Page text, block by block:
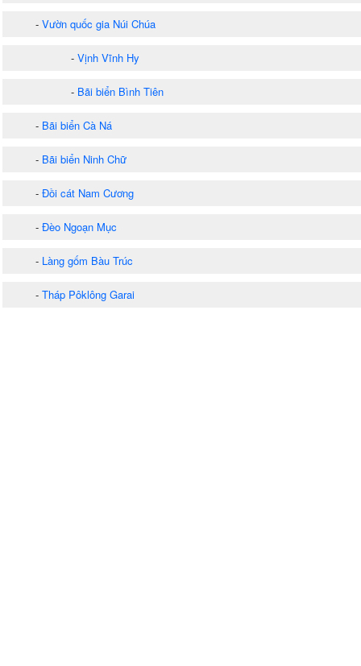
- Vườn quốc gia Núi Chúa
- Vịnh Vĩnh Hy
- Bãi biển Bình Tiên
- Bãi biển Cà Ná
- Bãi biển Ninh Chữ
- Đồi cát Nam Cương
- Đèo Ngoạn Mục
- Làng gốm Bàu Trúc
- Tháp Pôklông Garai